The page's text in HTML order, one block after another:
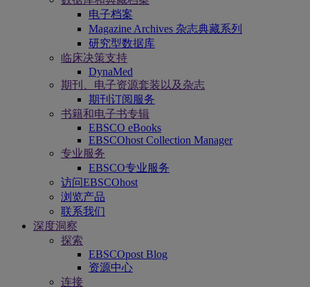
电子档案
Magazine Archives 杂志典藏系列
研究型数据库
临床决策支持
DynaMed
期刊、电子资源套装以及杂志
期刊订阅服务
书籍和电子书专辑
EBSCO eBooks
EBSCOhost Collection Manager
专业服务
EBSCO专业服务
访问EBSCOhost
浏览产品
联系我们
深度洞察
探索
EBSCOpost Blog
资源中心
连接